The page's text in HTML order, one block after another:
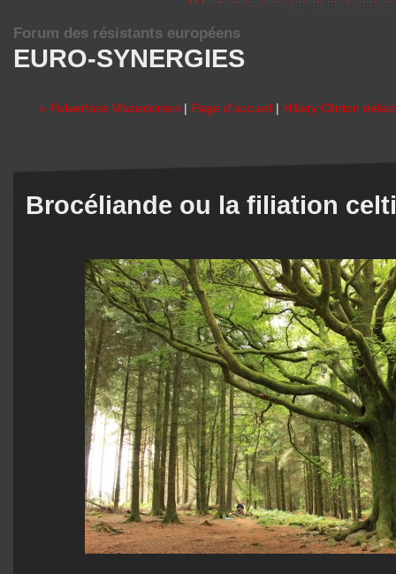
EURO-SYNERGIES
Forum des résistants européens
« Pulverfass Mazedonien | Page d'accueil | Hillary Clinton
Brocéliande ou la filiation